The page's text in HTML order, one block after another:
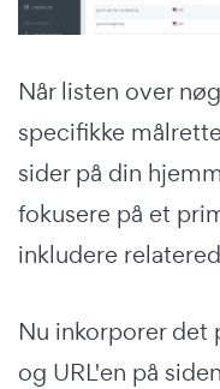
Når listen over
specifikke
sider på din
fokusere på et
inkludere
Nu inkorporer
og URL'en på